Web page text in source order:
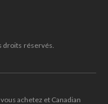
droits réservés.
achetez et Canadian